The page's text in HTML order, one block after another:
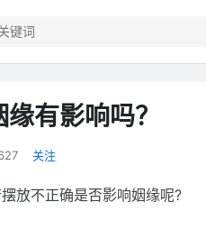
有影响吗？
关注
放不正确是否影响姻缘呢?